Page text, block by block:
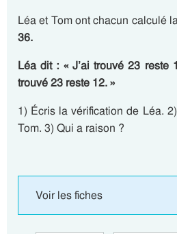
Léa et Tom ont chacun calculé
36.
Léa dit : « J’ai trouvé 23
trouvé 23 reste 12. »
1) Écris la vérification de Léa.
Tom. 3) Qui a raison ?
Voir les fiches